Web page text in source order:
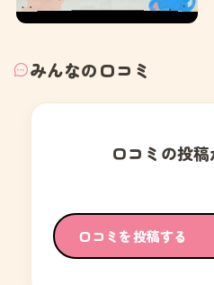
みんなの口コミ
口コミの投
口コミを投稿する